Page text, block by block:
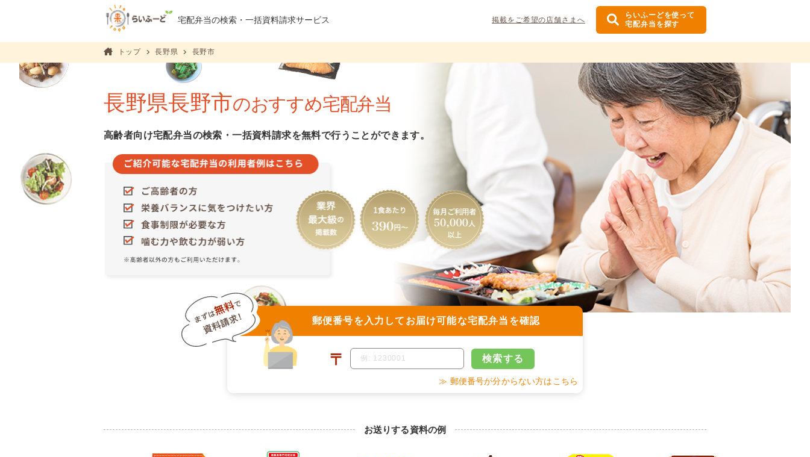
宅配弁当の検索・一括資料請求サービス 掲載をご希望の店舗さまへ
らいふーどを使って
宅配弁当を探す
トップ 長野県 長野市
長野県長野市のおすすめ宅配弁当
高齢者向け宅配弁当の検索・一括資料請求を無料で行うことができます。
郵便番号を入力して お届け可能な宅配弁当を確認
〒 検索する
≫ 郵便番号が分からない方はこちら
お送りする資料の例